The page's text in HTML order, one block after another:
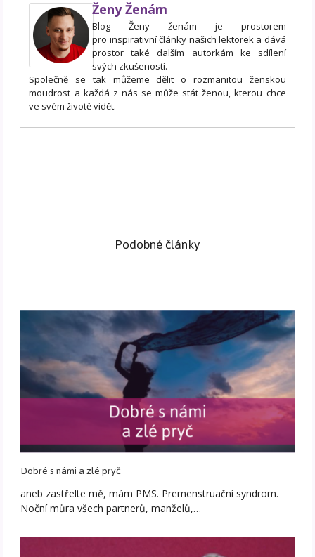
Ženy Ženám
Blog Ženy ženám je prostorem
pro inspirativní články našich lektorek a dává
prostor také dalším autorkám ke sdílení
svých zkušeností.
Společně se tak můžeme dělit o rozmanitou ženskou
moudrost a každá z nás se může stát ženou, kterou chce
ve svém životě vidět.
Podobné články
Dobré s námi a zlé pryč
aneb zastřelte mě, mám PMS. Premenstruační syndrom.
Noční můra všech partnerů, manželů,…